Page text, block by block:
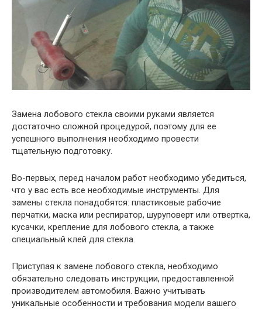
Замена лобового стекла своими руками является
достаточно сложной процедурой, поэтому для ее
успешного выполнения необходимо провести
тщательную подготовку.
Во-первых, перед началом работ необходимо убедиться,
что у вас есть все необходимые инструменты. Для
замены стекла понадобятся: пластиковые рабочие
перчатки, маска или респиратор, шуруповерт или отвертка,
кусачки, крепление для лобового стекла, а также
специальный клей для стекла.
Приступая к замене лобового стекла, необходимо
обязательно следовать инструкции, предоставленной
производителем автомобиля. Важно учитывать
уникальные особенности и требования модели вашего